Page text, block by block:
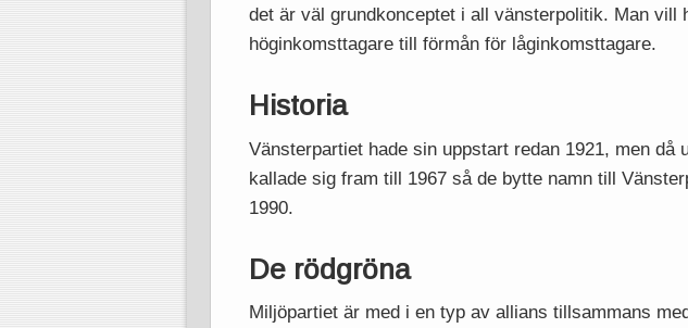
det är väl grundkonceptet i all vänsterpolitik. Man
höginkomsttagare till förmån för låginkomsttagare.
Historia
Vänsterpartiet hade sin uppstart redan 1921, men
kallade sig fram till 1967 så de bytte namn till
1990.
De rödgröna
Miljöpartiet är med i en typ av allians tillsammans